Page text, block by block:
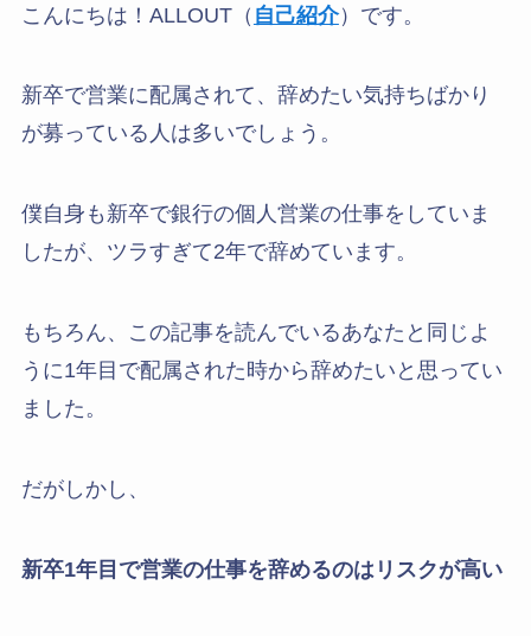
こんにちは！ALLOUT（ 自己紹介）です。
新卒で営業に配属されて、辞めたい気持ちばかり
が募っている人は多いでしょう。
僕自身も新卒で銀行の個人営業の仕事をしていま
したが、ツラすぎて2年で辞めています。
もちろん、この記事を読んでいるあなたと同じよ
うに1年目で配属された時から辞めたいと思ってい
ました。
だがしかし、
新卒1年目で営業の仕事を辞めるのはリスクが高い